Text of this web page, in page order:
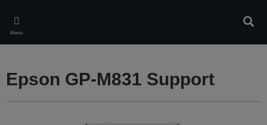
main
content
Meniu
Epson GP-M831 Support